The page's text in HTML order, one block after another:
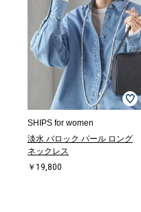
SHIPS for women
淡水 バロック パール ロング
ネックレス
￥19,800